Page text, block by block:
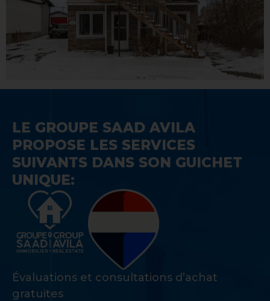
LE GROUPE SAAD AVILA
PROPOSE LES SERVICES
SUIVANTS DANS SON GUICHET
UNIQUE:
Évaluations et consultations d’achat
gratuites